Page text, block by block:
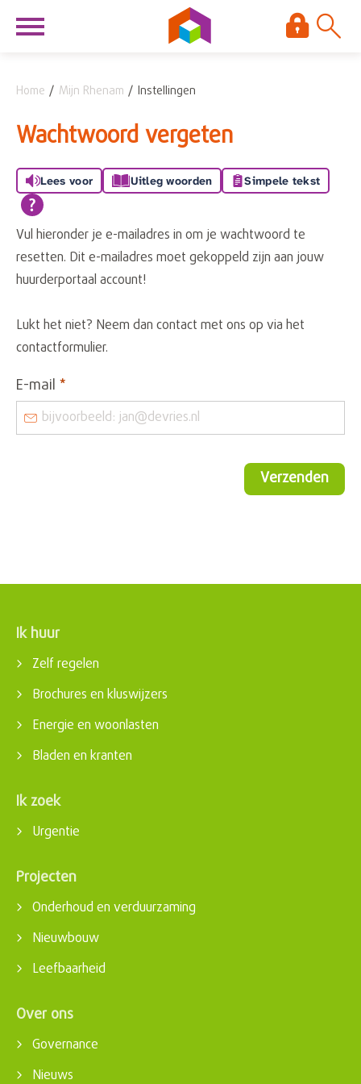
Naar hoofdinhoud
Naar hoofdnavigatiemenu
Naar zoeken
Naar de homepage
Ga naar Hoofd
Home Mijn Rhenam Instellingen
Wachtwoord vergeten
Lees voor Uitleg woorden Simpele tekst
Vul hieronder je e-mailadres in om je wachtwoord te
resetten. Dit e-mailadres moet gekoppeld zijn aan jouw
huurderportaal account!
Lukt het niet? Neem dan contact met ons op via het
contactformulier.
E-mail *
Verzenden
Contactinformatie
Ik huur
Zelf regelen
Brochures en kluswijzers
Energie en woonlasten
Bladen en kranten
Ik zoek
Urgentie
Projecten
Onderhoud en verduurzaming
Nieuwbouw
Leefbaarheid
Over ons
Governance
Nieuws